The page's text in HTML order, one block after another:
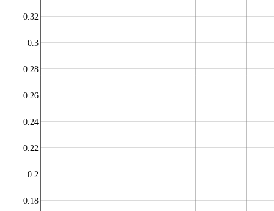
0.18
0.2
0.22
0.24
0.26
0.28
0.3
0.32